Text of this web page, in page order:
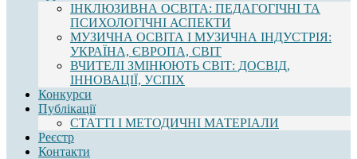
ІНКЛЮЗИВНА ОСВІТА: ПЕДАГОГІЧНІ ТА
ПСИХОЛОГІЧНІ АСПЕКТИ
МУЗИЧНА ОСВІТА І МУЗИЧНА ІНДУСТРІЯ:
УКРАЇНА, ЄВРОПА, СВІТ
ВЧИТЕЛІ ЗМІНЮЮТЬ СВІТ: ДОСВІД,
ІННОВАЦІЇ, УСПІХ
Конкурси
Публікації
СТАТТІ І МЕТОДИЧНІ МАТЕРІАЛИ
Реєстр
Контакти